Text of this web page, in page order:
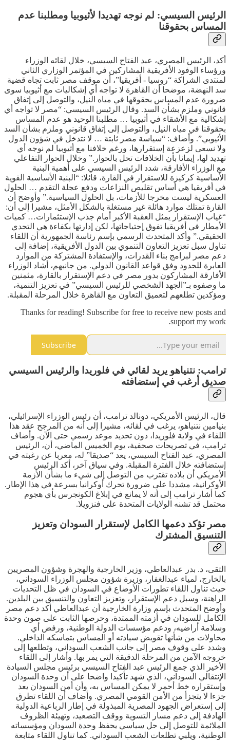
الرئيس السيسي: لم نوجه تهديدا لأثيوبيا ومطلبنا عدم
المساس بحقوقنا
أكد، الرئيس المصري، عبد الفتاح السيسي، خلال لقائه الوزراء
ورؤساء الوفود الأفريقية المشاركين في المؤتمر الوزاري الثاني
لمنتدى الشراكة “روسيا - أفريقيا”، أن موقف مصر ثابت تجاه قضية
سد النهضة، موضحا أن القاهرة لا تواجه أي إشكاليات مع أثيوبيا سوى
ضرورة عدم المساس بحقوقها في مياه النيل، والتوصل إلى إتفاق
قانوني وملزم بشأن السد. وقال الرئيس السيسي: “مصر لا تواجه أي
إشكالية مع الأشقاء في أثيوبيا … مطلبنا الوحيد هو عدم المساس
بحقوقنا في مياه النيل، والتوصل إلى إتفاق قانوني وملزم بشأن السد
الأثيوبي”. وأضاف: “سياسة مصر ثابتة … لا نتدخل في شؤون الدول
ولا نسعى لزعزعة إستقرارها، ورغم خلافنا مع أثيوبيا لم نوجه أي
تهديد لها، إيمانا بأن الخلافات تحل بالحوار.” وخلال الحوار التفاعلي
مع الوزراء الأفارقة، شدد الرئيس السيسي على أهمية البنية
الأساسية كركيزة للاستقرار في القارة، قائلا: “البنية الأساسية القوية
في أفريقيا هي أساس تقليص النزاعات ودفع عجلة التقدم … الحلول
العسكرية ليست مخرجا للأزمات، بل الحلول السياسية.” وأوضح أن
القارة تمتلك موارد هائلة غير مستغلة بالشكل الأمثل، مشيرا إلى أن:
“غياب الإستقرار يمثل العقبة الأكبر أمام جذب الإستثمارات… كميات
الأمطار في أفريقيا تفوق إحتياجاتها، لكن إدارتها بكفاءة هي التحدي
الحقيقي.” وأكد المتحدث الرسمي بإسم رئاسة الجمهورية أن اللقاء
تناول سبل تعزيز التعاون التنموي بين الدول الأفريقية، إضافة إلى
دعم مصر لبرامج بناء القدرات، والإستفادة المشتركة من الموارد
العابرة للحدود وفق قواعد القانون الدولي. من جانبهم، أشاد الوزراء
الأفارقة المشاركون بدور مصر في دعم الإستقرار بالقارة، مثمنين
ما وصفوه بـ”الجهد الشخصي للرئيس السيسي” في تعزيز التنمية،
ومؤكدين تطلعهم لتعميق التعاون مع القاهرة خلال المرحلة المقبلة.
Thanks for reading! Subscribe for free to receive new posts and
support my work.
Subscribe
ترامب: نتنياهو يريد لقائي في فلوريدا والرئيس السيسي
صديق أرغب في إستضافته
قال، الرئيس الأمريكي، دونالد ترامب، أن رئيس الوزراء الإسرائيلي،
بنيامين نتنياهو، يرغب في لقائه، مشيرا إلى أنه من المرجح عقد هذا
اللقاء في ولاية فلوريدا، دون تحديد موعد رسمي حتى الآن. وأضاف
ترامب، في تصريحات صحفية، يوم الخميس الماضي، أن، الرئيس
المصري، عبد الفتاح السيسي، يعد “صديقا” له، معربا عن رغبته في
إستضافته خلال الفترة المقبلة. وفي سياق آخر، أكد الرئيس
الأمريكي أن بلاده تقترب من التوصل إلى شيء ما بشأن الأزمة
الأوكرانية، مشددا على ضرورة تحرك أوكرانيا بسرعة في هذا الإطار.
كما أشار ترامب إلى أنه لا يمانع في إبلاغ الكونجرس بأي هجوم
محتمل قد تشنه الولايات المتحدة على فنزويلا.
مصر تؤكد دعمها الكامل لإستقرار السودان وتعزيز
التنسيق المشترك
التقى، د. بدر عبدالعاطي، وزير الخارجية والهجرة وشؤون المصريين
بالخارج، لمياء عبدالغفار، وزيرة شؤون مجلس الوزراء السوداني،
حيث تناول اللقاء تطورات الأوضاع في السودان في ظل التحديات
الراهنة، وسبل دعم الإستقرار، وتعزيز التعاون والتنسيق بين البلدين.
وأوضح المتحدث بإسم وزارة الخارجية أن عبدالعاطي أكد دعم مصر
الكامل للسودان في أزمته الممتدة، وحرصها الثابت على صون وحدة
وسلامة أراضيه، ودعم مؤسسات الدولة الوطنية، ورفض أي
محاولات من شأنها تقويض سيادته أو المساس بتماسكه الداخلي.
وشدد على وقوف مصر إلى جانب الشعب السوداني، وتطلعها إلى
خروجه الآمن من المرحلة الدقيقة التي يمر بها. وأشار إلى اللقاء
الأخير الذي جمع الرئيس عبد الفتاح السيسي برئيس مجلس السيادة
الإنتقالي السوداني، الذي شهد تأكيدا واضحا على أن وحدة السودان
وإستقراره خط أحمر لا يمكن المساس به، وأن أمن السودان يعد
جزءا لا يتجزأ من الأمن القومي المصري. وأضاف أن اللقاء تطرق
إلى إستعراض الجهود المصرية المبذولة في إطار الرباعية الدولية
الهادفة إلى دعم مسار التسوية ووقف التصعيد، وتهيئة الظروف
الملائمة للتوصل إلى حل سياسي يحفظ وحدة السودان ومؤسساته
الوطنية، ويلبي تطلعات الشعب السوداني. كما تناول اللقاء متابعة